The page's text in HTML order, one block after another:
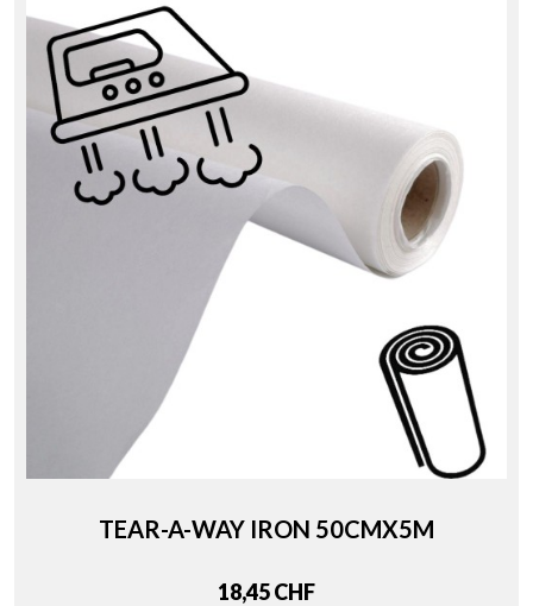
TEAR-A-WAY IRON 50CMX5M
Price
18,45 CHF